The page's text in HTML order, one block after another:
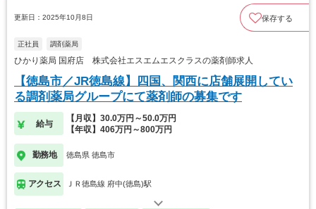
更新日：2025年10月8日 保存する
正社員 調剤薬局
ひかり薬局 国府店 株式会社エスエムエスクラスの薬剤師求人
【徳島市／JR徳島線】四国、関西に店舗展開してい
る調剤薬局グループにて薬剤師の募集です
給与
【月収】30.0万円～50.0万円
【年収】406万円～800万円
勤務地 徳島県 徳島市
アクセス ＪＲ徳島線 府中(徳島)駅